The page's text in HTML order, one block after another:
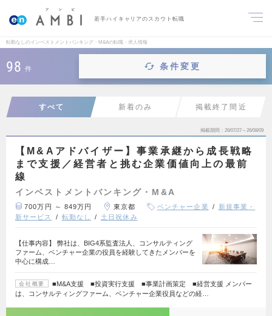
若手ハイキャリアのスカウト転職
転勤なしのインベストメントバンキング・M&Aの転職・求人情報
98 件 条件変更
すべて 新着のみ 掲載終了間近
掲載期間 26/07/27～26/08/09
【M&Aアドバイザー】事業承継から成長戦略
まで支援／経営者と挑む企業価値向上の最前
線
インベストメントバンキング・M&A
700万円 ～ 849万円 東京都 ベンチャー企業
新規事業・
新サービス
転勤なし 土日祝休み
【仕事内容】 弊社は、BIG4系監査法人、コンサルティング
ファーム、ベンチャー企業の役員を経験してきたメンバーを
中心に構成…
会社概要
■M&A支援 ■投資実行支援 ■事業計画策定 ■経営支援 メンバー
は、コンサルティングファーム、ベンチャー企業役員などの経…